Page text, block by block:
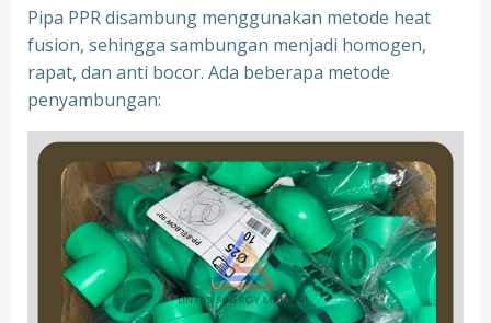
Pipa PPR disambung menggunakan metode heat
fusion, sehingga sambungan menjadi homogen,
rapat, dan anti bocor. Ada beberapa metode
penyambungan: